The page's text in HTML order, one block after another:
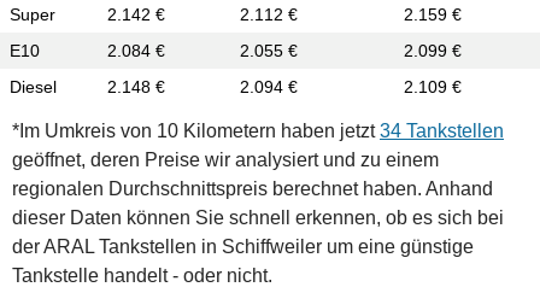
Super
2.142 € 2.112 €
2.159 €
E10
2.084 € 2.055 €
2.099 €
Diesel
2.148 € 2.094 € 2.109 €
*Im Umkreis von 10 Kilometern haben jetzt34 Tankstellen
geöffnet, deren Preise wir analysiert und zu einem
regionalen Durchschnittspreis berechnet haben. Anhand
dieser Daten können Sie schnell erkennen, ob es sich bei
der ARAL Tankstellen in Schiffweiler um eine günstige
Tankstelle handelt - oder nicht.